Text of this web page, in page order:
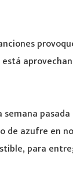
azufre en
para